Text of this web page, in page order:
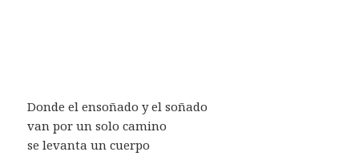
Donde el ensoñado y el soñado
van por un solo camino
se levanta un cuerpo